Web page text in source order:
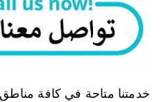
خدمتنا متاحة في كافة